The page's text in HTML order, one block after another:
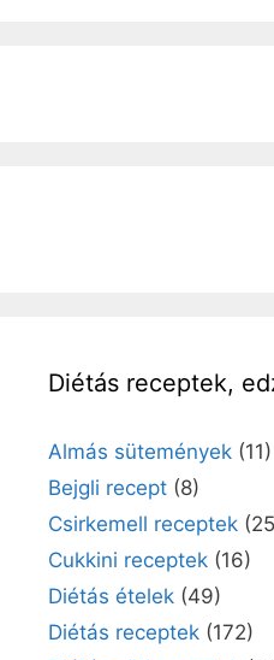
Diétás receptek,
Almás sütemények (11)
Bejgli recept (8)
Csirkemell receptek
Cukkini receptek (16)
Diétás ételek (49)
Diétás receptek (172)